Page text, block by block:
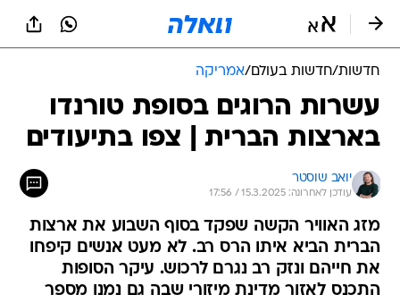
חדשות/חדשות בעולם/אמריקה
עשרות הרוגים בסופת טורנדו
בארצות הברית | צפו בתיעודים
יואב שוסטר
עודכן לאחרונה: 15.3.2025 / 17:56
מזג האוויר הקשה שפקד בסוף השבוע את ארצות
הברית הביא איתו הרס רב. לא מעט אנשים קיפחו
את חייהם ונזק רב נגרם לרכוש. עיקר הסופות
התכנס לאזור מדינת מיזורי שבה גם נמנו מספר